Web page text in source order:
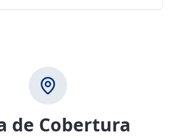
de Cobertura